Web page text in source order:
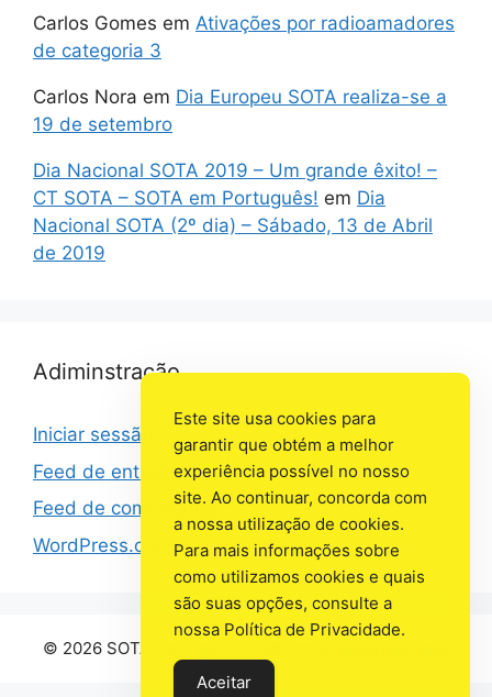
Carlos Gomes em Ativações por radioamadores
de categoria 3
Carlos Nora em Dia Europeu SOTA realiza-se a
19 de setembro
Dia Nacional SOTA 2019 – Um grande êxito! –
CT SOTA – SOTA em Português! em Dia
Nacional SOTA (2º dia) – Sábado, 13 de Abril
de 2019
Adiminstração
Iniciar sessão
Feed de entradas
Feed de comentários
WordPress.org
© 2026 SOTA Portugal
Este site usa cookies para
garantir que obtém a melhor
experiência possível no nosso
site. Ao continuar, concorda com
a nossa utilização de cookies.
Para mais informações sobre
como utilizamos cookies e quais
são suas opções, consulte a
nossa Política de Privacidade.
Aceitar